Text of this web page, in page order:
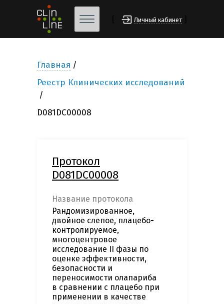
Личный кабинет
Главная
Реестр Клинических исследований
D081DC00008
Протокол
D081DC00008
Название протокола
Рандомизированное,
двойное слепое, плацебо-
контролируемое,
многоцентровое
исследование II фазы по
оценке эффективности,
безопасности и
переносимости олапариба
в сравнении с плацебо при
применении в качестве